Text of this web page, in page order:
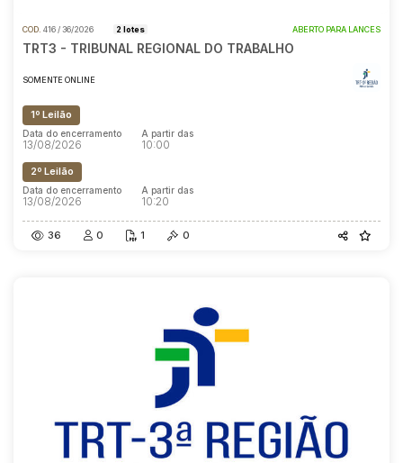
COD. 416 / 36/2026 2 lotes ABERTO PARA LANCES
TRT3 - TRIBUNAL REGIONAL DO TRABALHO
SOMENTE ONLINE
1º Leilão
Data do encerramento
13/08/2026
A partir das
10:00
2º Leilão
Data do encerramento
13/08/2026
A partir das
10:20
36 0 1 0